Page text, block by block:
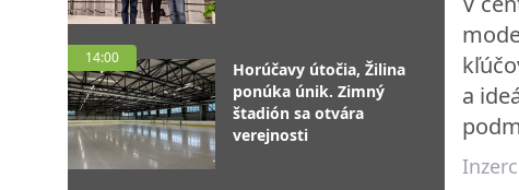
14:00
Horúčavy útočia, Žilina
ponúka únik. Zimný
štadión sa otvára
verejnosti
a